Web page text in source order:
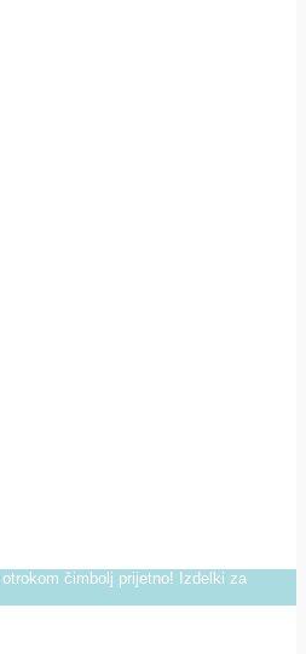
čimbolj prijetno! Izdelki za